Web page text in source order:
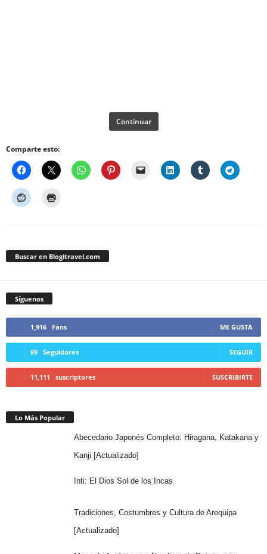
Continuar
Comparte esto:
Buscar en Blogitravel.com
Síguenos
1,916 Fans ME GUSTA
89 Seguidores SEGUIR
11,111 suscriptores SUSCRIBIRTE
Lo Más Popular
Abecedario Japonés Completo: Hiragana, Katakana y
Kanji [Actualizado]
Inti: El Dios Sol de los Incas
Tradiciones, Costumbres y Cultura de Arequipa
[Actualizado]